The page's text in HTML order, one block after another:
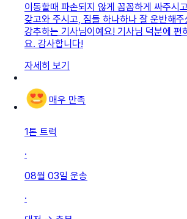
이동할때 파손되지 않게 꼼꼼하게 싸주시
갖고와 주시고, 짐들 하나하나 잘 운반해
강추하는 기사님이예요! 기사님 덕분에 편
요. 감사합니다!
자세히 보기
매우 만족
1톤 트럭
·
08월 03일 운송
·